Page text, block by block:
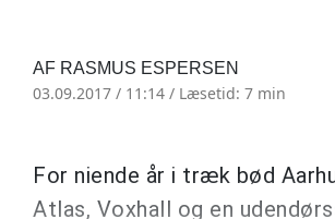
AF RASMUS ESPERSEN
03.09.2017 / 11:14 / Læsetid: 7 min
For niende år i træk bød
Atlas, Voxhall og en